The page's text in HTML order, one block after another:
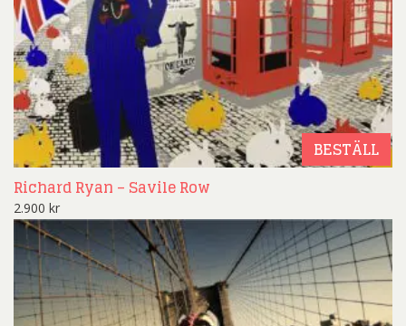
BESTÄLL
Richard Ryan – Savile Row
2.900 kr